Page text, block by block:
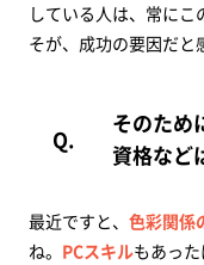
している人は、常に
そが、成功の要因だと
そのため
資格など
最近ですと、 色彩関係
ね。 PCスキルもあっ